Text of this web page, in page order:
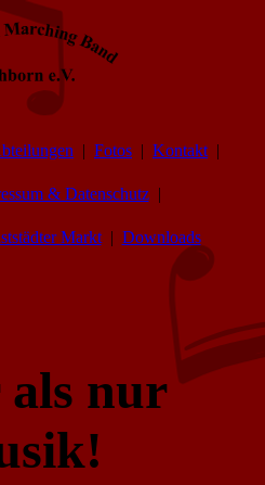
Fotos Kontakt
& Datenschutz
Markt Downloads
nur